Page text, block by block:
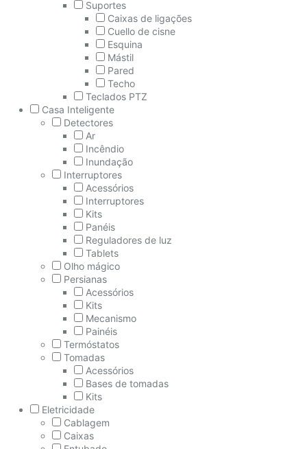
Suportes
Caixas de ligações
Cuello de cisne
Esquina
Mástil
Pared
Techo
Teclados PTZ
Casa Inteligente
Detectores
Ar
Incêndio
Inundação
Interruptores
Acessórios
Interruptores
Kits
Panéis
Reguladores de luz
Tablets
Olho mágico
Persianas
Acessórios
Kits
Mecanismo
Painéis
Termóstatos
Tomadas
Acessórios
Bases de tomadas
Kits
Eletricidade
Cablagem
Caixas